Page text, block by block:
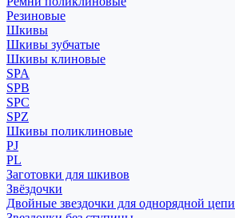
Резиновые
Шкивы
Шкивы зубчатые
Шкивы клиновые
SPA
SPB
SPC
SPZ
Шкивы поликлиновые
PJ
PL
Заготовки для шкивов
Звёздочки
Двойные звездочки для однорядной цепи